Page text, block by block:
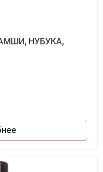
НУБУКА,